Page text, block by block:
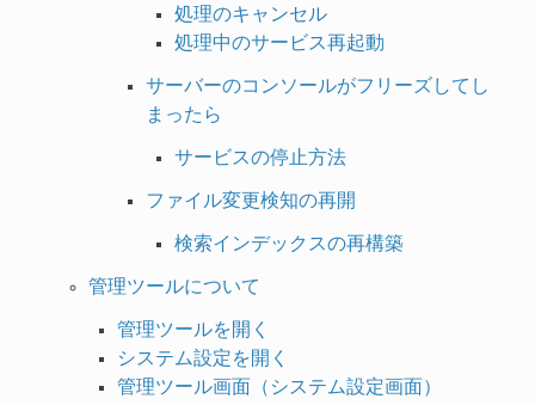
処理のキャンセル
処理中のサービス再起動
サーバーのコンソールがフリーズしてし
まったら
サービスの停止方法
ファイル変更検知の再開
検索インデックスの再構築
管理ツールについて
管理ツールを開く
システム設定を開く
管理ツール画面（システム設定画面）